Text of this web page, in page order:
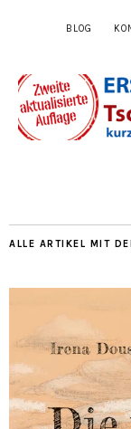
BLOG
ALLE ARTIKEL MIT